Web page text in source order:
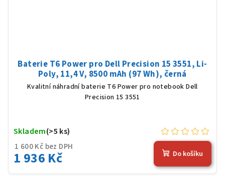
Baterie T6 Power pro Dell Precision 15 3551, Li-
Poly, 11,4 V, 8500 mAh (97 Wh), černá
Kvalitní náhradní baterie T6 Power pro notebook Dell
Precision 15 3551
1 600 Kč bez DPH
1 936 Kč
Skladem(>5 ks)
Do košíku